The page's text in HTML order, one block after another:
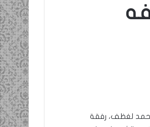
محمد لغظف، رفقة